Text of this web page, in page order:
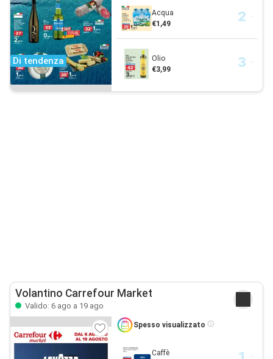
Di tendenza
Acqua
€1,49
Olio
€3,99
Volantino Carrefour Market
Valido: 6 ago a 19 ago
Spesso visualizzato
Caffè